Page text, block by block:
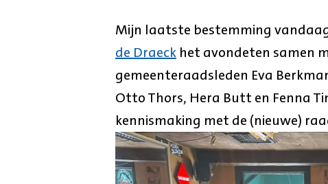
Mijn laatste bestemming
de Draeckhet avondeten samen
gemeenteraadsleden Eva
Otto Thors, Hera Butt en Fenna
kennismaking met de (nieuwe)